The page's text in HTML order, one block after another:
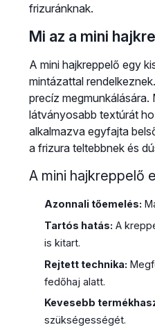
frizuránknak.
Mi az a mini
A mini hajkreppelő egy
mintázattal
precíz
látványosabb textúrát
alkalmazva egyfajta
a frizura teltebbnek és
A mini hajkreppelő
Azonnali tőemelés:
Tartós hatás: A
is kitart.
Rejtett technika:
fedőhaj alatt.
Kevesebb
szükségességét.